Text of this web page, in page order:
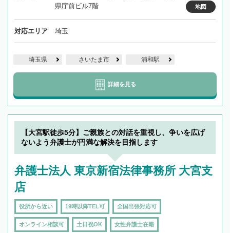
県庁前ビル7階
地図
対応エリア 埼玉
埼玉県 さいたま市 浦和駅
詳細を見る
【大宮駅徒歩5分】ご親族との対話を重視し、争いを広げ
ないよう弁護士が円満な解決を目指します
弁護士法人 東京新宿法律事務所 大宮支
店
役所から近い 19時以降TEL可 全国出張対応可
オンライン相談可 土日祝OK 女性弁護士在籍